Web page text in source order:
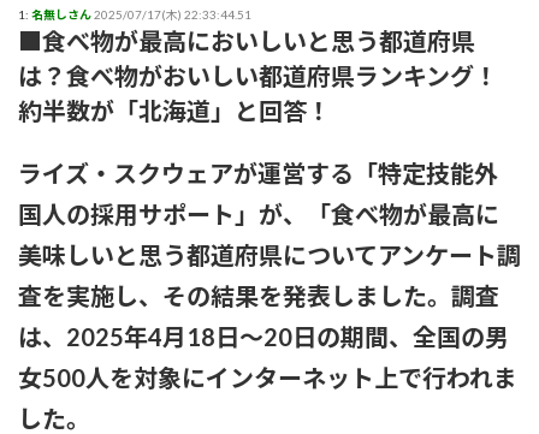
【まさか？】勝俣州和さんの「ある理由」よりも驚きの事実が
判明することに
【生存確認】Juice=Juice段原瑠々さん、梁川奈々美さんとデー
ト
『盛れ！ミ・アモーレ』日本武道館ライブ映像がたった公開8
日で100万再生突破ｗｗ
【画像】女子アナさん、うっかり街中でコートを前開きにして
射精欲を煽ってしまうwwwwww
小髙茉緒アナ 巨乳を乗せる！！【GIF動画あり】
アンジュルムは川名平山後藤色のサイリウムばっかりだなｗ
1: 名無しさん2025/07/17(木) 22:33:44.51
■食べ物が最高においしいと思う都道府県
は？食べ物がおいしい都道府県ランキング！
約半数が「北海道」と回答！
ライズ・スクウェアが運営する「特定技能外
国人の採用サポート」が、「食べ物が最高に
美味しいと思う都道府県についてアンケート調
査を実施し、その結果を発表しました。調査
は、2025年4月18日～20日の期間、全国の男
女500人を対象にインターネット上で行われま
した。